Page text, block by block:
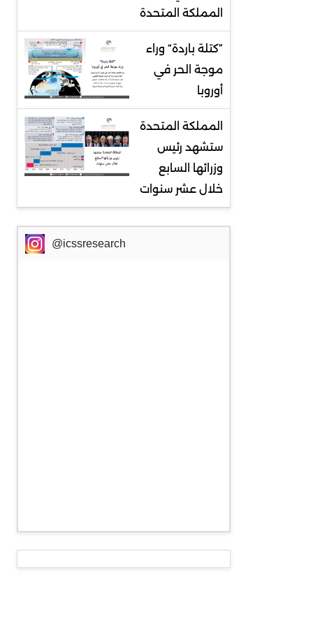
المملكة المتحدة
”كتلة باردة“ وراء
موجة الحر في
أوروبا
المملكة المتحدة
ستشهد رئيس
وزرائها السابع
خلال عشر سنوات
@icssresearch